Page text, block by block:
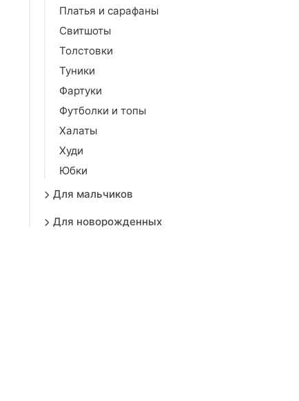
Платья и сарафаны
Свитшоты
Толстовки
Туники
Фартуки
Футболки и топы
Халаты
Худи
Юбки
Для мальчиков
Для новорожденных